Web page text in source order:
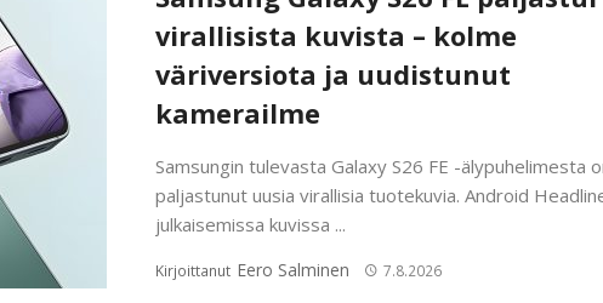
virallisista kuvista – kolme
väriversiota ja uudistunut
kamerailme
Samsungin tulevasta Galaxy S26 FE -älypuhelimesta
paljastunut uusia virallisia tuotekuvia. Android
julkaisemissa kuvissa ...
Kirjoittanut Eero Salminen 7.8.2026